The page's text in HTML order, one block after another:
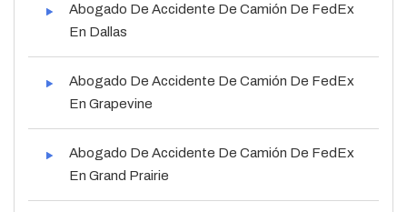
Abogado De Accidente De Camión De FedEx
En Dallas
Abogado De Accidente De Camión De FedEx
En Grapevine
Abogado De Accidente De Camión De FedEx
En Grand Prairie